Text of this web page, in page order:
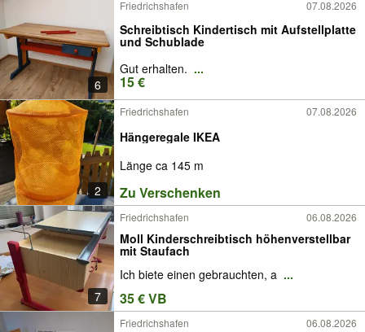
6
Friedrichshafen 07.08.2026
Schreibtisch Kindertisch mit Aufstellplatte
und Schublade
Gut erhalten. ...
15 €
2
Friedrichshafen 07.08.2026
Hängeregale IKEA
Länge ca 145 m
Zu Verschenken
7
Friedrichshafen 06.08.2026
Moll Kinderschreibtisch höhenverstellbar
mit Staufach
Ich biete einen gebrauchten, a ...
35 € VB
Friedrichshafen 06.08.2026